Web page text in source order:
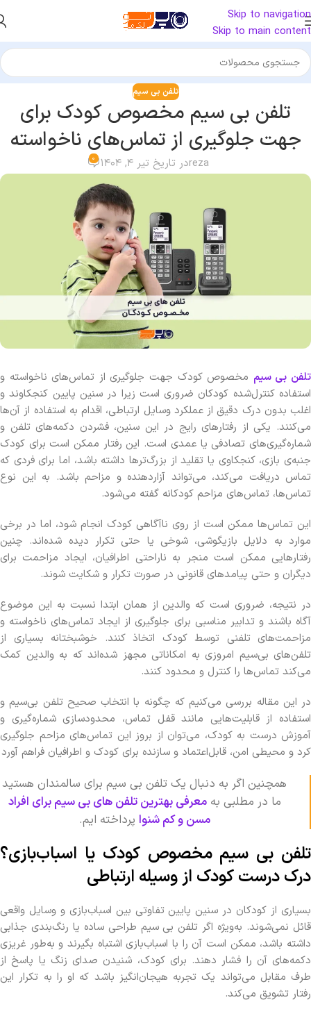
Skip to navigation
Skip to main content
تلفن بی سیم
تلفن بی سیم مخصوص کودک برای
جهت جلوگیری از تماس‌های ناخواسته
rezaدر تاریخ تیر ۴, ۱۴۰۴ 0
تلفن بی سیم مخصوص کودک جهت جلوگیری از تماس‌های ناخواسته و
استفاده کنترل‌شده کودکان ضروری است زیرا در سنین پایین کنجکاوند و
اغلب بدون درک دقیق از عملکرد وسایل ارتباطی، اقدام به استفاده از آن‌ها
می‌کنند. یکی از رفتارهای رایج در این سنین، فشردن دکمه‌های تلفن و
شماره‌گیری‌های تصادفی یا عمدی است. این رفتار ممکن است برای کودک
جنبه‌ی بازی، کنجکاوی یا تقلید از بزرگ‌ترها داشته باشد، اما برای فردی که
تماس دریافت می‌کند، می‌تواند آزاردهنده و مزاحم باشد. به این نوع
تماس‌ها، تماس‌های مزاحم کودکانه گفته می‌شود.
این تماس‌ها ممکن است از روی ناآگاهی کودک انجام شود، اما در برخی
موارد به دلایل بازیگوشی، شوخی یا حتی تکرار دیده شده‌اند. چنین
رفتارهایی ممکن است منجر به ناراحتی اطرافیان، ایجاد مزاحمت برای
دیگران و حتی پیامدهای قانونی در صورت تکرار و شکایت شوند.
در نتیجه، ضروری است که والدین از همان ابتدا نسبت به این موضوع
آگاه باشند و تدابیر مناسبی برای جلوگیری از ایجاد تماس‌های ناخواسته و
مزاحمت‌های تلفنی توسط کودک اتخاذ کنند. خوشبختانه بسیاری از
تلفن‌های بی‌سیم امروزی به امکاناتی مجهز شده‌اند که به والدین کمک
می‌کند تماس‌ها را کنترل و محدود کنند.
در این مقاله بررسی می‌کنیم که چگونه با انتخاب صحیح تلفن بی‌سیم و
استفاده از قابلیت‌هایی مانند قفل تماس، محدودسازی شماره‌گیری و
آموزش درست به کودک، می‌توان از بروز این تماس‌های مزاحم جلوگیری
کرد و محیطی امن، قابل‌اعتماد و سازنده برای کودک و اطرافیان فراهم آورد
همچنین اگر به دنبال یک تلفن بی سیم برای سالمندان هستید
ما در مطلبی بهمعرفی بهترین تلفن های بی سیم برای افراد
مسن و کم شنوا پرداخته ایم.
تلفن بی‌ سیم مخصوص کودک یا اسباب‌بازی؟
درک درست کودک از وسیله ارتباطی
بسیاری از کودکان در سنین پایین تفاوتی بین اسباب‌بازی و وسایل واقعی
قائل نمی‌شوند. به‌ویژه اگر تلفن بی‌ سیم طراحی ساده یا رنگ‌بندی جذابی
داشته باشد، ممکن است آن را با اسباب‌بازی اشتباه بگیرند و به‌طور غریزی
دکمه‌های آن را فشار دهند. برای کودک، شنیدن صدای زنگ یا پاسخ از
طرف مقابل می‌تواند یک تجربه هیجان‌انگیز باشد که او را به تکرار این
رفتار تشویق می‌کند.